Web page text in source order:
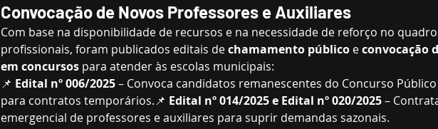
Convocação de Novos Professores e Auxiliares
Com base na disponibilidade de recursos e na necessidade de reforço no
profissionais, foram publicados editais de chamamento público e convocação
em concursos para atender às escolas municipais:
📌 Edital nº 006/2025 – Convoca candidatos remanescentes do Concurso
para contratos temporários.📌 Edital nº 014/2025 e Edital nº 020/2025 –
emergencial de professores e auxiliares para suprir demandas sazonais.